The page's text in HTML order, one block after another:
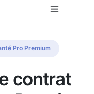
Comparer les mutuelles
Pro Premium
contrat